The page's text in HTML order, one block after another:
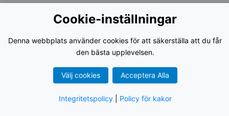
Cookie-inställningar
Denna webbplats använder cookies för att säkerställa att du får
den bästa upplevelsen.
Välj cookies Acceptera Alla
Integritetspolicy| Policy för kakor
Iskef George –
961024-9535
Användarvillkor |Integritetspolicy